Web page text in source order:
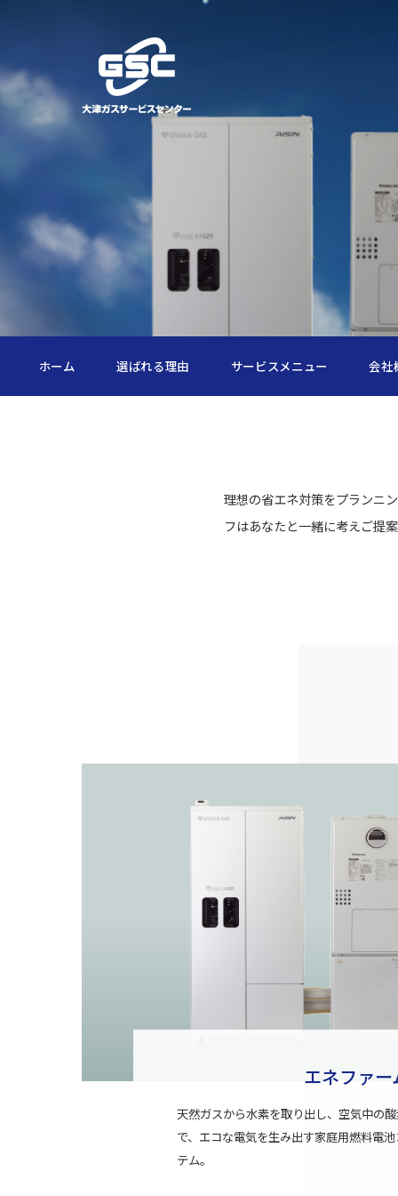
ホーム 選ばれる理由 サービスメニュー 会社
理想の省エネ対策をプランニ
フはあなたと一緒に考えご提
エネファー
天然ガスから水素を取り出し、空気中の
で、エコな電気を生み出す家庭用燃料電
テム。